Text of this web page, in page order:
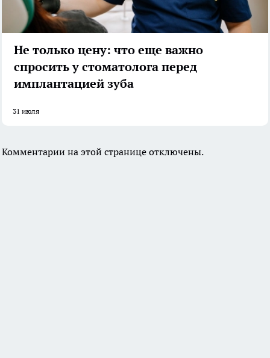
Не только цену: что еще важно
спросить у стоматолога перед
имплантацией зуба
31 июля
Комментарии на этой странице отключены.